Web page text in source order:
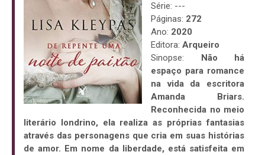
Série: ---
Páginas: 272
Ano: 2020
Editora: Arqueiro
Sinopse:
Não há
espaço para romance
na vida da escritora
Amanda Briars.
Reconhecida no meio
literário londrino, ela realiza as próprias fantasias
através das personagens que cria em suas histórias
de amor. Em nome da liberdade, está satisfeita em